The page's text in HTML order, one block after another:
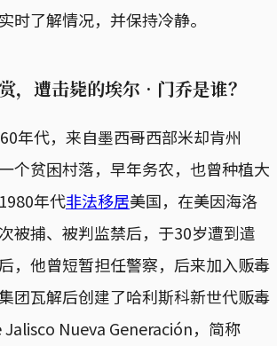
时了解情况，并保持冷静。
，遭击毙的埃尔‧门乔是谁？
年代，来自墨西哥西部米却肯州
个贫困村落，早年务农，也曾种植大
年代非法移居美国，在美因海洛
被捕、被判监禁后，于30岁遭到遣
，他曾短暂担任警察，后来加入贩毒
团瓦解后创建了哈利斯科新世代贩毒
Nueva Generación，简称